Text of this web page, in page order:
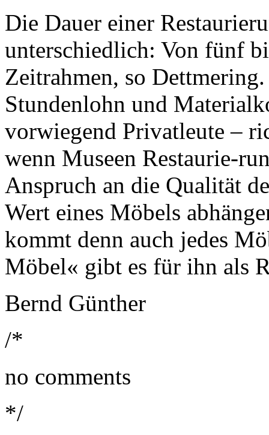
Die Dauer einer
unterschiedlich: Von fünf
Zeitrahmen, so
Stundenlohn und
vorwiegend Privatleute –
wenn Museen Restaurie-
Anspruch an die Qualität
Wert eines Möbels
kommt denn auch jedes
Möbel« gibt es für ihn als
Bernd Günther
/*
no comments
*/